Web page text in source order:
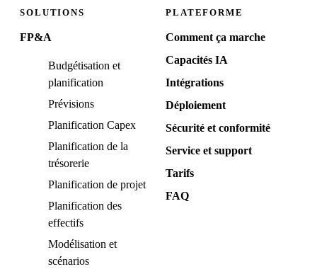
SOLUTIONS
FP&A
Budgétisation et
planification
Prévisions
Planification Capex
Planification de la
trésorerie
Planification de projet
Planification des
effectifs
Modélisation et
scénarios
PLATEFORME
Comment ça marche
Capacités IA
Intégrations
Déploiement
Sécurité et conformité
Service et support
Tarifs
FAQ